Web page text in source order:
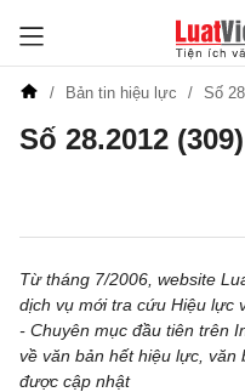
Bản tin hiệu lực Số
Số 28.2012
Từ tháng 7/2006, website
dịch vụ mới tra cứu Hiệu lực
- Chuyên mục đầu tiên trên
về văn bản hết hiệu lực,
được cập nhật